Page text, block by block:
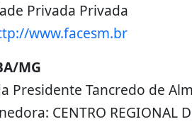
Privada Privada
www.facesm.br
MG
Presidente Tancredo de
CENTRO REGIONAL